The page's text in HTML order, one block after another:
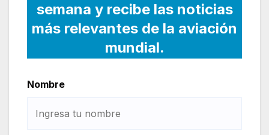
semana y recibe las noticias
más relevantes de la aviación
mundial.
Nombre